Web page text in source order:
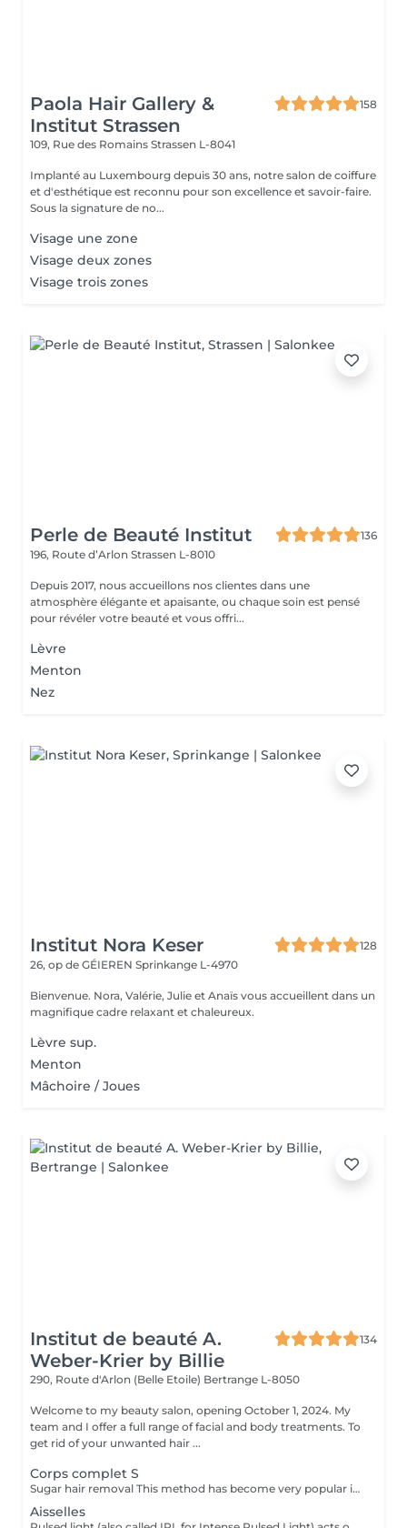
Paola Hair Gallery &
Institut Strassen
158
109, Rue des Romains Strassen L-8041
Implanté au Luxembourg depuis 30 ans, notre salon de coiffure
et d'esthétique est reconnu pour son excellence et savoir-faire.
Sous la signature de no...
Visage une zone
Visage deux zones
Visage trois zones
Perle de Beauté Institut
136
196, Route d’Arlon Strassen L-8010
Depuis 2017, nous accueillons nos clientes dans une
atmosphère élégante et apaisante, ou chaque soin est pensé
pour révéler votre beauté et vous offri...
Lèvre
Menton
Nez
Institut Nora Keser
128
26, op de GÉIEREN Sprinkange L-4970
Bienvenue. Nora, Valérie, Julie et Anaïs vous accueillent dans un
magnifique cadre relaxant et chaleureux.
Lèvre sup.
Menton
Mâchoire / Joues
Institut de beauté A.
Weber-Krier by Billie
134
290, Route d'Arlon (Belle Etoile) Bertrange L-8050
Welcome to my beauty salon, opening October 1, 2024. My
team and I offer a full range of facial and body treatments. To
get rid of your unwanted hair ...
Corps complet S
Sugar hair removal This method has become very popular in our institute. The sugar paste is 100% natural. It is based on millennial recipes from the Middle East and contains exclusively water and sugar, without any chemical, aromatic or coloring substance. The paste is hypoallergenic and does not cause skin irritation. It applies to all areas. The paste is massaged inside the follicle, it envelops the hairs, surrounds them and lubricates them. The extraction is done in the natural direction of hair growth. There is no broken hair left in the follicle. This technique does not cause redness or irritation of the skin. Non-negligible advantage is the fact that it is not necessary to have a certain length of hair as with wax, the sugar effectively removes very short hair. The sugar withdraws without tapes. We also recommend this method to teenagers for their first depilations and to people who want full hair removal, because it is much less painful than waxing.
Aisselles